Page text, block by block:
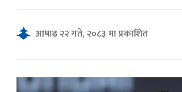
आषाढ़ २२ गते, २०८३ मा प्रकाशित